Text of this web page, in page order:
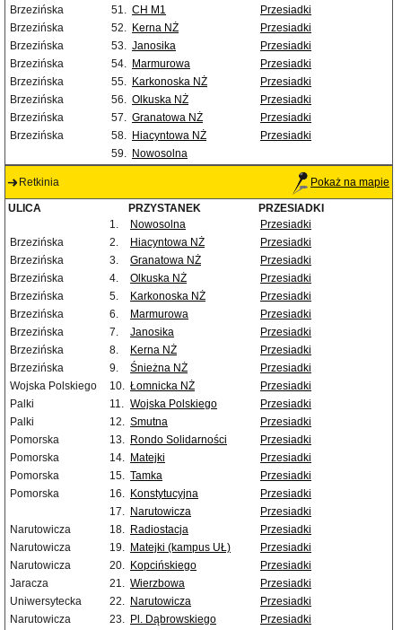
Brzezińska
51. CH M1
Przesiadki
Brzezińska
52. Kerna NŻ
Przesiadki
Brzezińska
53. Janosika
Przesiadki
Brzezińska
54. Marmurowa
Przesiadki
Brzezińska
55. Karkonoska NŻ
Przesiadki
Brzezińska
56. Olkuska NŻ
Przesiadki
Brzezińska
57. Granatowa NŻ
Przesiadki
Brzezińska
58. Hiacyntowa NŻ
Przesiadki
59. Nowosolna
Retkinia Pokaż na mapie
ULICA PRZYSTANEK
PRZESIADKI
1.
Nowosolna
Przesiadki
Brzezińska
2. Hiacyntowa NŻ
Przesiadki
Brzezińska
3. Granatowa NŻ
Przesiadki
Brzezińska
4. Olkuska NŻ
Przesiadki
Brzezińska
5. Karkonoska NŻ
Przesiadki
Brzezińska
6. Marmurowa
Przesiadki
Brzezińska
7. Janosika
Przesiadki
Brzezińska
8. Kerna NŻ
Przesiadki
Brzezińska
9. Śnieżna NŻ
Przesiadki
Wojska Polskiego
10. Łomnicka NŻ
Przesiadki
Palki
11. Wojska Polskiego
Przesiadki
Palki
12. Smutna
Przesiadki
Pomorska
13. Rondo Solidarności
Przesiadki
Pomorska
14. Matejki
Przesiadki
Pomorska
15. Tamka
Przesiadki
Pomorska
16. Konstytucyjna
Przesiadki
17. Narutowicza
Przesiadki
Narutowicza
18. Radiostacja
Przesiadki
Narutowicza
19. Matejki (kampus UŁ)
Przesiadki
Narutowicza
20. Kopcińskiego
Przesiadki
Jaracza
21. Wierzbowa
Przesiadki
Uniwersytecka
22. Narutowicza
Przesiadki
Narutowicza
23. Pl. Dąbrowskiego
Przesiadki